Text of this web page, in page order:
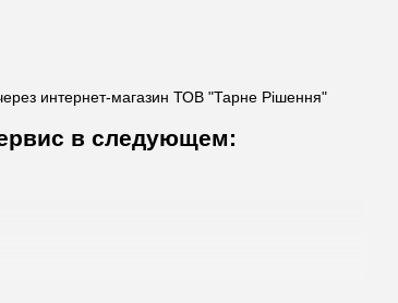
интернет-магазин ТОВ "Тарне Рішення"
в следующем: